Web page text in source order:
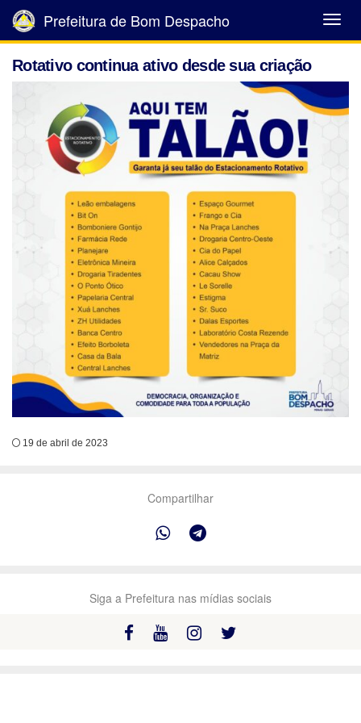
Abrir
Menu
Prefeitura de Bom Despacho
Rotativo continua ativo desde sua criação
19 de abril de 2023
Compartilhar
Siga a Prefeitura nas mídias sociais